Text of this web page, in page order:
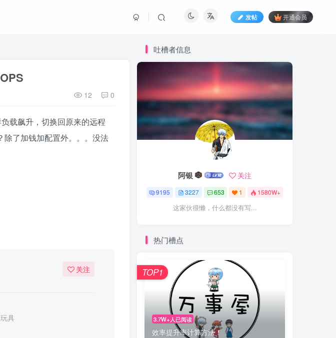
发帖 开通会员
12 0
载飙升，切换回原来的远程
除了加钱加配置外。。。没法
关注
具
吐槽者信息
阿银 关注
9195 3227 653 1 1580W+
这家伙很懒，什么都没有写...
热门槽点
3.7W+人已阅读
效率提升率计算方法！
TOP1